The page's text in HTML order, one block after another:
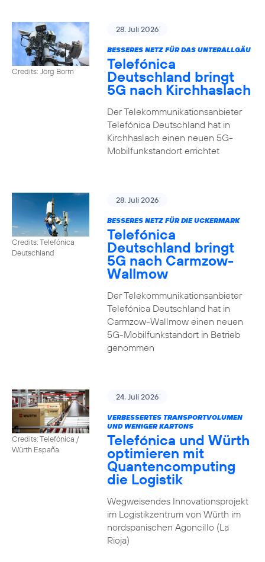
Credits: Jörg Borm
28. Juli 2026
BESSERES NETZ FÜR DAS UNTERALLGÄU
Telefónica
Deutschland bringt
5G nach Kirchhaslach
Der Telekommunikationsanbieter
Telefónica Deutschland hat in
Kirchhaslach einen neuen 5G-
Mobilfunkstandort errichtet
Credits: Telefónica
Deutschland
28. Juli 2026
BESSERES NETZ FÜR DIE UCKERMARK
Telefónica
Deutschland bringt
5G nach Carmzow-
Wallmow
Der Telekommunikationsanbieter
Telefónica Deutschland hat in
Carmzow-Wallmow einen neuen
5G-Mobilfunkstandort in Betrieb
genommen
Credits: Telefónica /
Würth España
24. Juli 2026
VERBESSERTES TRANSPORTVOLUMEN
UND WENIGER KARTONS
Telefónica und Würth
optimieren mit
Quantencomputing
die Logistik
Wegweisendes Innovationsprojekt
im Logistikzentrum von Würth im
nordspanischen Agoncillo (La
Rioja)